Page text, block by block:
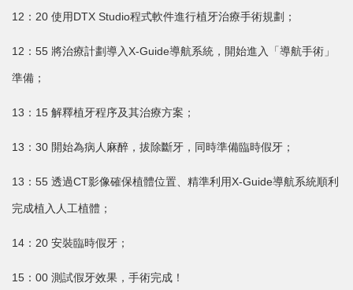
12：20 使用DTX Studio程式軟件進行植牙治療手術規劃；
12：55 將治療計劃導入X-Guide導航系統，開始進入「導航手術」
準備；
13：15 解釋植牙程序及其治療方案；
13：30 開始為病人麻醉，拔除斷牙，同時準備臨時假牙；
13：55 透過CT影像確保植體位置、精準利用X-Guide導航系統順利
完成植入人工植體；
14：20 安裝臨時假牙；
15：00 測試假牙效果，手術完成！